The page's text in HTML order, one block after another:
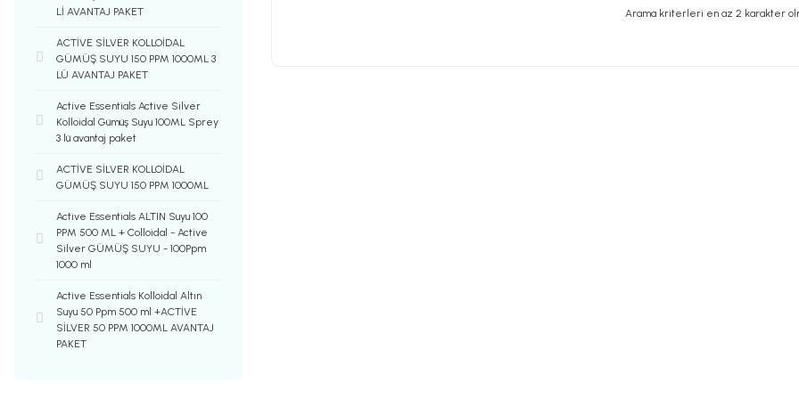
Lİ AVANTAJ PAKET
ACTİVE SİLVER KOLLOİDAL
GÜMÜŞ SUYU 150 PPM 1000ML 3
LÜ AVANTAJ PAKET
Active Essentials Active Silver
Kolloidal Gümüş Suyu 100ML Sprey
3 lü avantaj paket
ACTİVE SİLVER KOLLOİDAL
GÜMÜŞ SUYU 150 PPM 1000ML
Active Essentials ALTIN Suyu 100
PPM 500 ML + Colloidal - Active
Silver GÜMÜŞ SUYU - 100Ppm
1000 ml
Active Essentials Kolloidal Altın
Suyu 50 Ppm 500 ml +ACTİVE
SİLVER 50 PPM 1000ML AVANTAJ
PAKET
Arama kriterleri en az 2 karakter